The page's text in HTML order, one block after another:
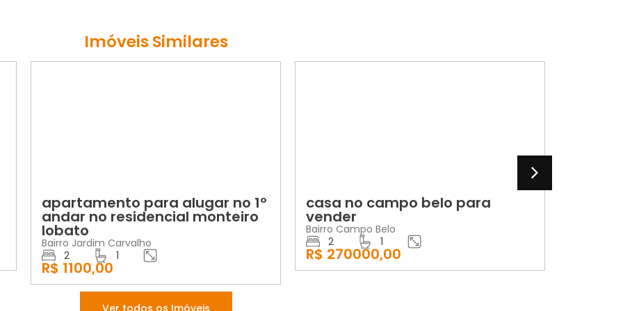
Imóveis Similares
alugar no 1º
monteiro
casa no campo belo para
vender
R$ 270000,00
apartamento para alugar
edifício verona
R$ 1200,00